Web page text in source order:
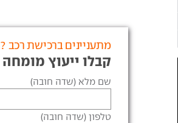
מתעניינים ברכישת רכב ?
קבלו ייעוץ מומחה
שם מלא (שדה חובה)
טלפון (שדה חובה)